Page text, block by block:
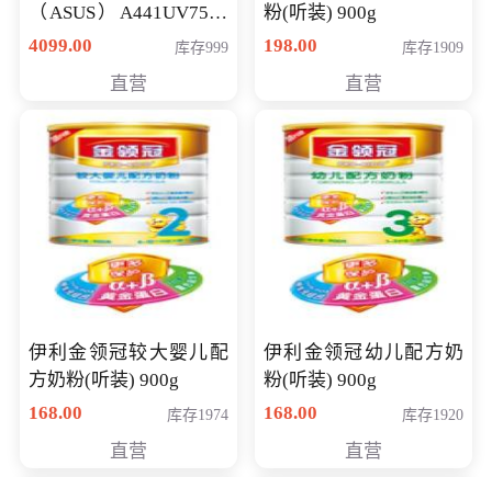
（ASUS）A441UV7500
顽石（7代i7-7500U 4G
4099.00 库存999
直营
粉(听装) 900g
198.00
库存1909
直营
伊利金领冠较大婴儿配
方奶粉(听装) 900g
168.00
库存1974
直营
伊利金领冠幼儿配方奶
粉(听装) 900g
168.00
库存1920
直营